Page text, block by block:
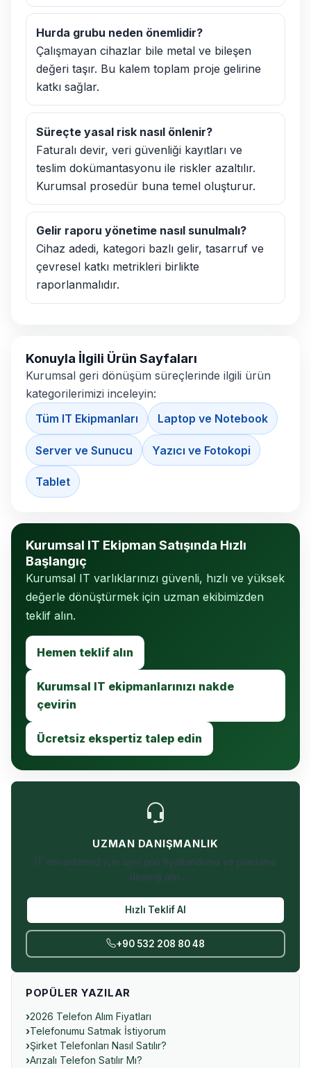
Hurda grubu neden önemlidir?
Çalışmayan cihazlar bile metal ve bileşen
değeri taşır. Bu kalem toplam proje gelirine
katkı sağlar.
Süreçte yasal risk nasıl önlenir?
Faturalı devir, veri güvenliği kayıtları ve
teslim dokümantasyonu ile riskler azaltılır.
Kurumsal prosedür buna temel oluşturur.
Gelir raporu yönetime nasıl sunulmalı?
Cihaz adedi, kategori bazlı gelir, tasarruf ve
çevresel katkı metrikleri birlikte
raporlanmalıdır.
Konuyla İlgili Ürün Sayfaları
Kurumsal geri dönüşüm süreçlerinde ilgili ürün
kategorilerimizi inceleyin:
Tüm IT Ekipmanları
Laptop ve Notebook
Server ve Sunucu Yazıcı ve Fotokopi
Tablet
Kurumsal IT Ekipman Satışında Hızlı
Başlangıç
Kurumsal IT varlıklarınızı güvenli, hızlı ve yüksek
değerle dönüştürmek için uzman ekibimizden
teklif alın.
Hemen teklif alın
Kurumsal IT ekipmanlarınızı nakde
çevirin
Ücretsiz ekspertiz talep edin
UZMAN DANIŞMANLIK
IT envanteriniz için aynı gün fiyatlandırma ve planlama
desteği alın.
Hızlı Teklif Al
+90 532 208 80 48
POPÜLER YAZILAR
2026 Telefon Alım Fiyatları
Telefonumu Satmak İstiyorum
Şirket Telefonları Nasıl Satılır?
Arızalı Telefon Satılır Mı?